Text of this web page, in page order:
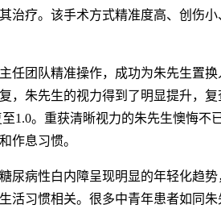
治疗。该手术方式精准度高、创伤
任团队精准操作，成功为朱先生置
，朱先生的视力得到了明显提升，
1.0。重获清晰视力的朱先生懊悔不
作息习惯。
尿病性白内障呈现明显的年轻化趋
活习惯相关。很多中青年患者如同